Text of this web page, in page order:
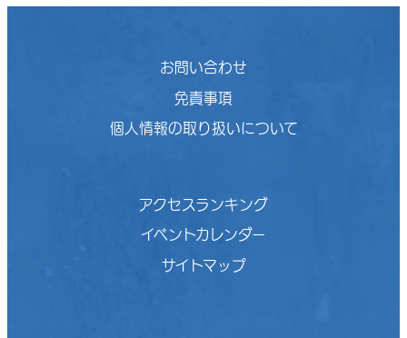
お問い合わせ
免責事項
個人情報の取り扱いについて
アクセスランキング
イベントカレンダー
サイトマップ